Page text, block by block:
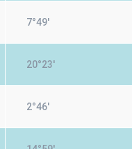
7°49'
20°23'
2°46'